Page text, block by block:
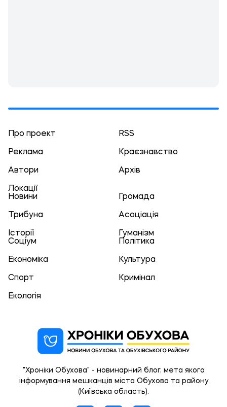
Про проект RSS
Реклама Краєзнавство
Автори Архів
Локації
Новини
Громада
Трибуна Асоціація
Історії
Гуманізм
Соціум
Політика
Економіка Культура
Спорт Кримінал
Екологія
"Хроніки Обухова" - новинарний блог, мета якого
інформування мешканців міста Обухова та району
(Київська область).